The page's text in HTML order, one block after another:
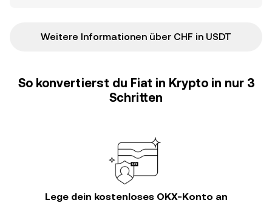
Weitere Informationen über CHF in USDT
So konvertierst du Fiat in Krypto in nur 3
Schritten
Lege dein kostenloses OKX-Konto an